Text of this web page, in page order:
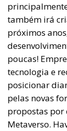
também irá
próximos
poucas!
tecnologia e
posicionar
pelas novas
propostas por
Metaverso.